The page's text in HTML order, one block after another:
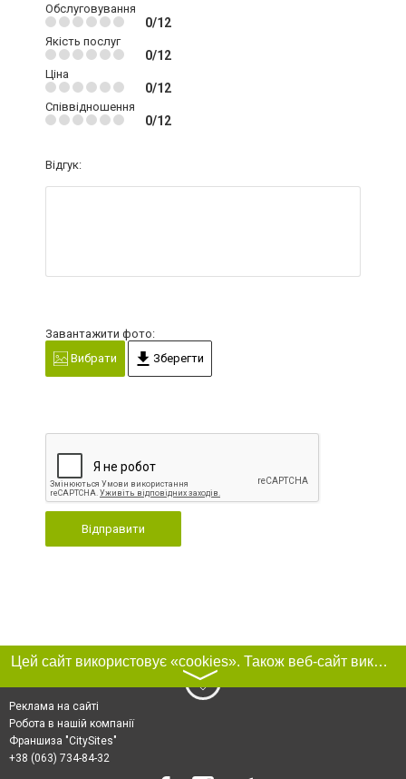
Обслуговування
0/12
Якість послуг
0/12
Ціна
0/12
Співвідношення
0/12
Відгук:
Завантажити фото:
Вибрати
Зберегти
Відправити
Цей сайт використовує «cookies». Також веб-сайт використовує інтернет-сервіс для збору технічних даних стосовно відвідувачів з метою отримання маркетингової та статистичної інформації. Умови обробки даних відвідувачів сайту див.
〉
Реклама на сайті
Робота в нашій компанії
Франшиза "CitySites"
+38 (063) 734-84-32